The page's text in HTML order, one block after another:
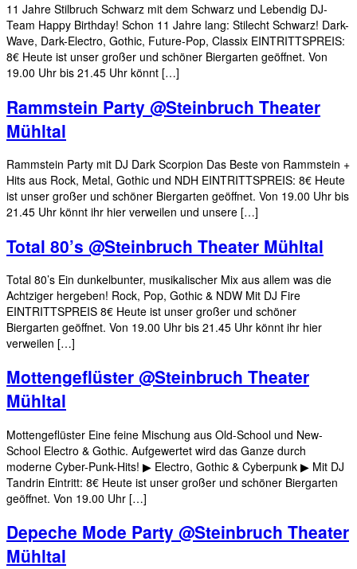
11 Jahre Stilbruch Schwarz mit dem Schwarz und Lebendig DJ-
Team Happy Birthday! Schon 11 Jahre lang: Stilecht Schwarz! Dark-
Wave, Dark-Electro, Gothic, Future-Pop, Classix EINTRITTSPREIS:
8€ Heute ist unser großer und schöner Biergarten geöffnet. Von
19.00 Uhr bis 21.45 Uhr könnt […]
Rammstein Party @Steinbruch Theater
Mühltal
Rammstein Party mit DJ Dark Scorpion Das Beste von Rammstein +
Hits aus Rock, Metal, Gothic und NDH EINTRITTSPREIS: 8€ Heute
ist unser großer und schöner Biergarten geöffnet. Von 19.00 Uhr bis
21.45 Uhr könnt ihr hier verweilen und unsere […]
Total 80’s @Steinbruch Theater Mühltal
Total 80’s Ein dunkelbunter, musikalischer Mix aus allem was die
Achtziger hergeben! Rock, Pop, Gothic & NDW Mit DJ Fire
EINTRITTSPREIS 8€ Heute ist unser großer und schöner
Biergarten geöffnet. Von 19.00 Uhr bis 21.45 Uhr könnt ihr hier
verweilen […]
Mottengeflüster @Steinbruch Theater
Mühltal
Mottengeflüster Eine feine Mischung aus Old-School und New-
School Electro & Gothic. Aufgewertet wird das Ganze durch
moderne Cyber-Punk-Hits! ▶ Electro, Gothic & Cyberpunk ▶ Mit DJ
Tandrin Eintritt: 8€ Heute ist unser großer und schöner Biergarten
geöffnet. Von 19.00 Uhr […]
Depeche Mode Party @Steinbruch Theater
Mühltal